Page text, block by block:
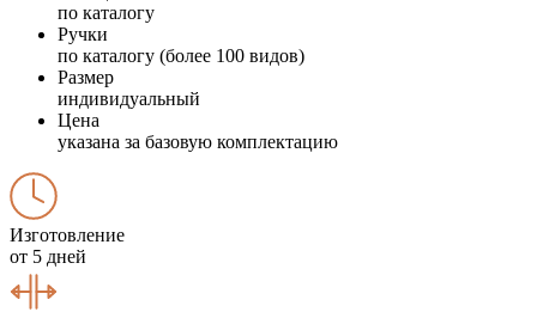
по каталогу
Ручки
по каталогу (более 100 видов)
Размер
индивидуальный
Цена
указана за базовую комплектацию
Изготовление
от 5 дней